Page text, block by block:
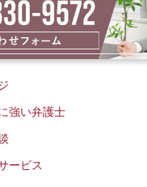
強い弁護士
ービス